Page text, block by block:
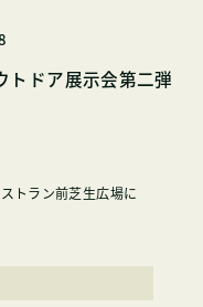
トドア展示会第二弾
トラン前芝生広場に